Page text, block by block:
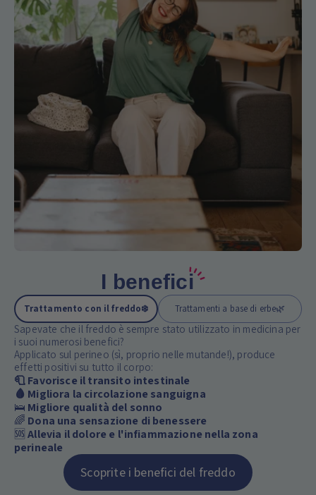
I benefici
Trattamento con il freddo❄️ Trattamenti a base di erbe🌿
Sapevate che il freddo è sempre stato utilizzato in medicina per
i suoi numerosi benefici?
Applicato sul perineo (sì, proprio nelle mutande!), produce
effetti positivi su tutto il corpo:
🧻 Favorisce il transito intestinale
🩸 Migliora la circolazione sanguigna
🛌 Migliore qualità del sonno
🌈 Dona una sensazione di benessere
🆘Allevia il dolore e l'infiammazione nella zona
perineale
Scoprite i benefici del freddo